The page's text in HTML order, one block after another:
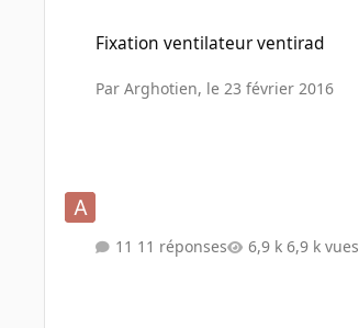
Fixation ventilateur ventirad
ParArghotien, le 23 février 2016
11 réponses 6,9 k vues